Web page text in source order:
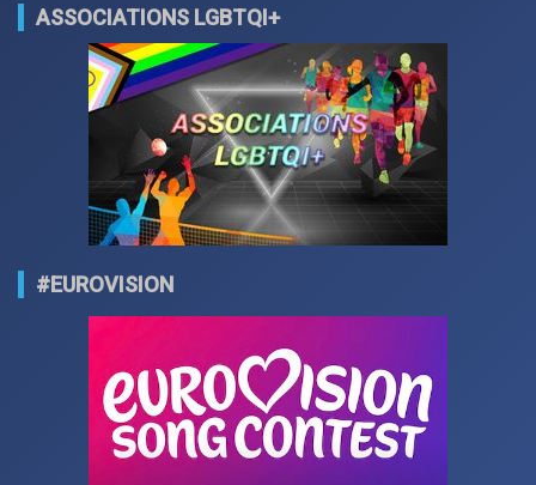
ASSOCIATIONS LGBTQI+
#EUROVISION